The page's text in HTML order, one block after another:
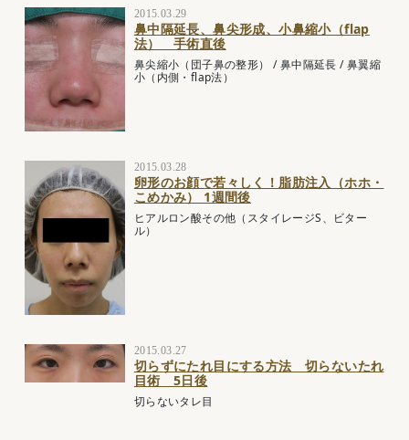
2015.03.29
鼻中隔延長、鼻尖形成、小鼻縮小（flap
法） 手術直後
鼻尖縮小（団子鼻の整形） /鼻中隔延長 /鼻翼縮
小（内側・flap法）
2015.03.28
卵形のお顔で若々しく！脂肪注入（ホホ・
こめかみ） 1週間後
ヒアルロン酸その他（スタイレージS、ビター
ル）
2015.03.27
切らずにたれ目にする方法 切らないたれ
目術 5日後
切らないタレ目